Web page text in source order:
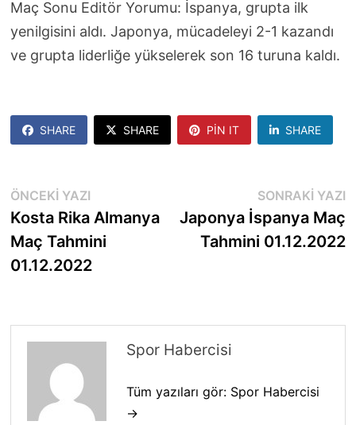
Maç Sonu Editör Yorumu: İspanya, grupta ilk
yenilgisini aldı. Japonya, mücadeleyi 2-1 kazandı
ve grupta liderliğe yükselerek son 16 turuna kaldı.
SHARE SHARE PIN IT SHARE
Yazı
gezinmesi
ÖNCEKI YAZIÖnceki
yazı:
Kosta Rika Almanya
Maç Tahmini
01.12.2022
SONRAKI YAZI
Japonya İspanya Maç
Tahmini 01.12.2022
Spor Habercisi
Tüm yazıları gör: Spor Habercisi
→